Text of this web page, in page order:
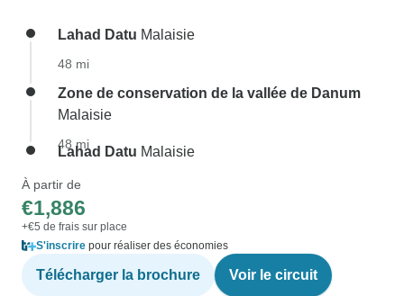
Lahad Datu Malaisie
48 mi
Zone de conservation de la vallée de Danum
Malaisie
48 mi
Lahad Datu Malaisie
À partir de
€1,886
+€5 de frais sur place
S'inscrire pour réaliser des économies
Télécharger la brochure Voir le circuit